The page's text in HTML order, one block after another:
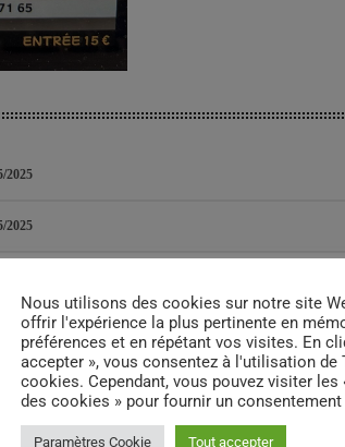
2025
2025
RATE IT
Nous utilisons des cookies sur notre site
offrir l'expérience la plus pertinente en
préférences et en répétant vos visites. En
accepter », vous consentez à l'utilisation de
cookies. Cependant, vous pouvez visiter les
des cookies » pour fournir un
Paramètres Cookie Tout accepter